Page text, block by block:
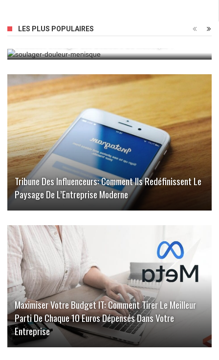
LES PLUS POPULAIRES
Tribune Des Influenceurs: Comment Ils Redéfinissent Le
Paysage De L’Entreprise Moderne
Maximiser Votre Budget IT: Comment Tirer Le Meilleur
Parti De Chaque 10 Euros Dépensés Dans Votre
Entreprise